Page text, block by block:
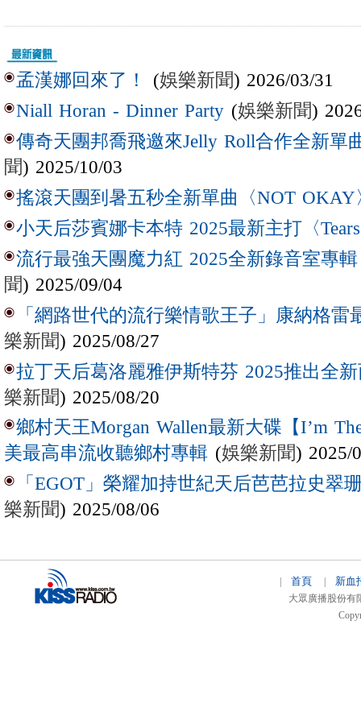
孟漢娜回來了！ (娛樂新聞) 2026/03/31
Niall Horan - Dinner Party (娛樂新聞)
傳奇天團邦喬飛邀來Jelly Roll合作全新單
聞) 2025/10/03
搖滾天團到暑五秒全新單曲〈NOT OKAY
小天后莎賓娜卡本特 2025最新主打〈
流行最強天團魔力紅 2025全新錄音室專
聞) 2025/09/04
「網路世代的流行樂情歌王子」康納格雷
樂新聞) 2025/08/27
拉丁天后葛洛麗雅伊斯特芬 2025推出全新
樂新聞) 2025/08/20
鄉村天王Morgan Wallen最新大碟【I’m
美最高串流收聽鄉村專輯 (娛樂新聞) 2025/
「EGOT」榮耀加持世紀天后芭芭拉史翠
樂新聞) 2025/08/06
| 首頁| 新血
大眾廣播股份有